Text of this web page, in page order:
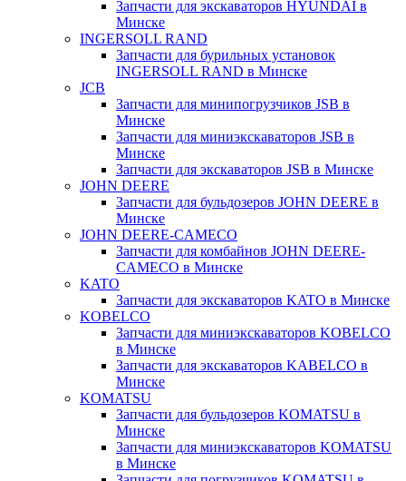
Запчасти для экскаваторов HYUNDAI в
Минске
INGERSOLL RAND
Запчасти для бурильных установок
INGERSOLL RAND в Минске
JCB
Запчасти для минипогрузчиков JSB в
Минске
Запчасти для миниэкскаваторов JSB в
Минске
Запчасти для экскаваторов JSB в Минске
JOHN DEERE
Запчасти для бульдозеров JOHN DEERE в
Минске
JOHN DEERE-CAMECO
Запчасти для комбайнов JOHN DEERE-
CAMECO в Минске
KATO
Запчасти для экскаваторов KATO в Минске
KOBELCO
Запчасти для миниэкскаваторов KOBELCO
в Минске
Запчасти для экскаваторов KABELCO в
Минске
KOMATSU
Запчасти для бульдозеров KOMATSU в
Минске
Запчасти для миниэкскаваторов KOMATSU
в Минске